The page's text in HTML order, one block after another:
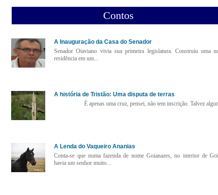
Contos
A Inauguração da Casa do Senador
Senador Otaviano vivia sua primeira legislatura. Construiu uma
residência em um...
A história de Tristão: Uma disputa de terras
É apenas uma cruz, pensei, não tem inscrição. Talvez
A Lenda do Vaqueiro Ananias
Conta-se que numa fazenda de nome Goianazes, no interior de
havia um senhor muito...